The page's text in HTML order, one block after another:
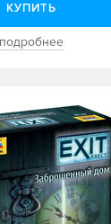
КУПИТЬ
подробнее